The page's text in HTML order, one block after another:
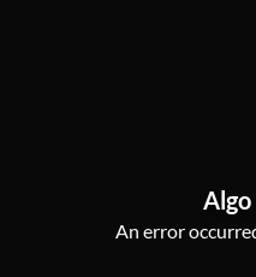
Algo
An error